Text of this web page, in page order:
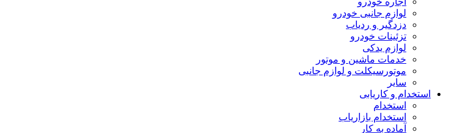
لوازم جانبی خودرو
دزدگیر و ردیاب
تزئینات خودرو
لوازم یدکی
خدمات ماشین و موتور
موتورسیکلت و لوازم جانبی
سایر
استخدام و کاریابی
استخدام
استخدام بازاریاب
آماده به کار